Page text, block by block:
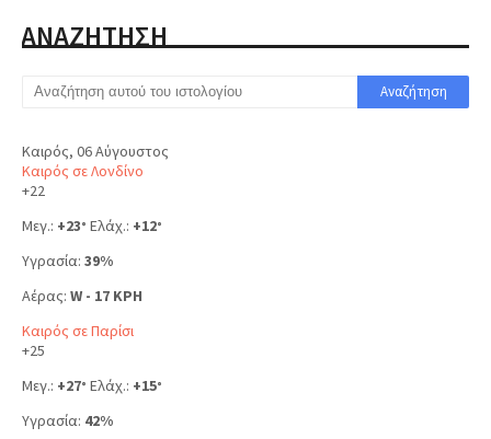
ΑΝΑΖΗΤΗΣΗ
Καιρός, 06 Αύγουστος
Καιρός σε Λονδίνο
+22
Μεγ.: +23° Ελάχ.: +12°
Υγρασία: 39%
Αέρας: W - 17 KPH
Καιρός σε Παρίσι
+25
Μεγ.: +27° Ελάχ.: +15°
Υγρασία: 42%